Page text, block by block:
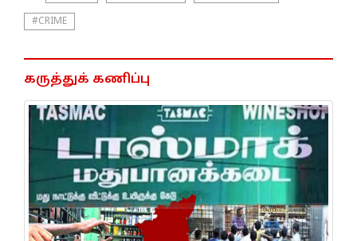
#CRIME
கருத்துக் கணிப்பு